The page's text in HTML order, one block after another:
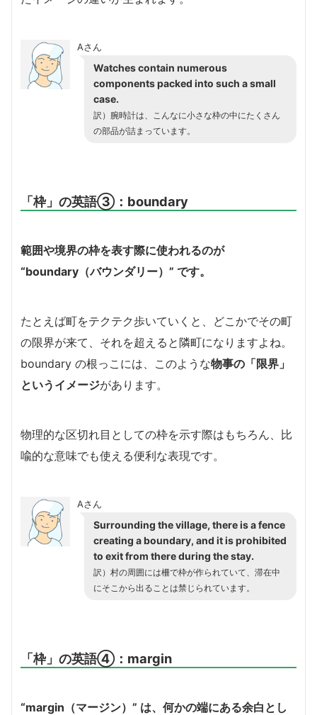
Aさん
Watches contain numerous
components packed into such a small
case.
訳）腕時計は、こんなに小さな枠の中にたくさん
の部品が詰まっています。
「枠」の英語③：boundary
範囲や境界の枠を表す際に使われるのが
“boundary（バウンダリー）” です。
たとえば町をテクテク歩いていくと、どこかでその町
の限界が来て、それを超えると隣町になりますよね。
boundary の根っこには、このような物事の「限界」
というイメージがあります。
物理的な区切れ目としての枠を示す際はもちろん、比
喩的な意味でも使える便利な表現です。
Aさん
Surrounding the village, there is a fence
creating a boundary, and it is prohibited
to exit from there during the stay.
訳）村の周囲には柵で枠が作られていて、滞在中
にそこから出ることは禁じられています。
「枠」の英語④：margin
“margin（マージン）” は、何かの端にある余白とし